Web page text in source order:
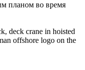
планом во время
deck crane in hoisted
offshore logo on the